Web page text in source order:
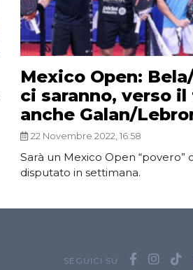
Mexico Open:
ci saranno, verso
anche Galan/
22 Novembre 2022, 16:58
Sarà un Mexico Open “povero”
disputato in settimana.
SEGUICI SU